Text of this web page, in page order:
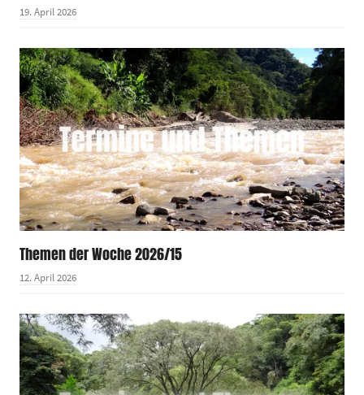
19. April 2026
Themen der Woche 2026/15
12. April 2026